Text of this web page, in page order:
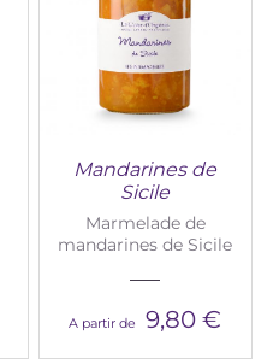
Mandarines de
Sicile
Marmelade de
mandarines de Sicile
A partir de 9,80 €